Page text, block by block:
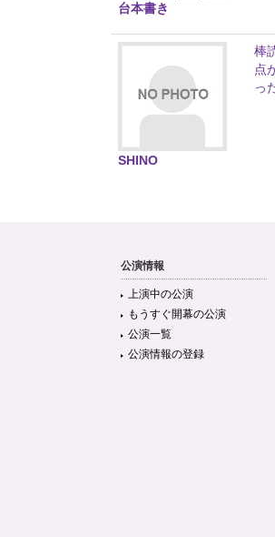
台本書き
SHINO
棒
点
っ
公演情報
上演中の公演
もうすぐ開幕の公演
公演一覧
公演情報の登録